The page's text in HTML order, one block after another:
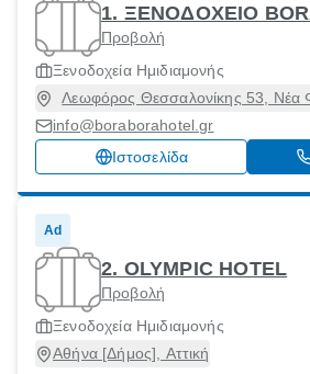
1. ΞΕΝΟΔΟΧΕΙΟ
Προβολή
Ξενοδοχεία Ημιδιαμονής
Λεωφόρος Θεσσαλονίκης 53, Νέα
info@boraborahotel.gr
Ιστοσελίδα
Ad
2. OLYMPIC HOTEL
Προβολή
Ξενοδοχεία Ημιδιαμονής
Αθήνα [Δήμος], Αττική